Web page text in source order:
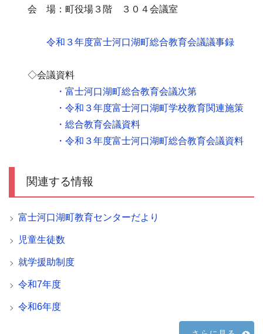
会 場：町役場３階 ３０４会議室
令和３年度富士河口湖町総合教育会議議事録
◇会議資料
・富士河口湖町総合教育会議次第
・令和３年度富士河口湖町学校教育関連施策
・総合教育会議資料
・令和３年度富士河口湖町総合教育会議資料
関連する情報
富士河口湖町教育センターだより
児童生徒数
就学援助制度
令和7年度
令和6年度